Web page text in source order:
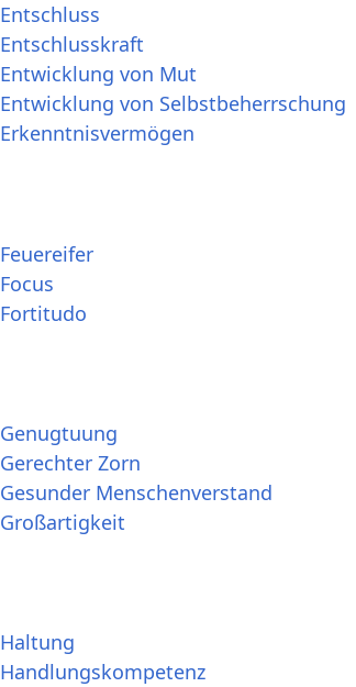
Entschluss
Entschlusskraft
Entwicklung von Mut
Entwicklung von Selbstbeherrschung
Erkenntnisvermögen
Feuereifer
Focus
Fortitudo
Genugtuung
Gerechter Zorn
Gesunder Menschenverstand
Großartigkeit
Haltung
Handlungskompetenz